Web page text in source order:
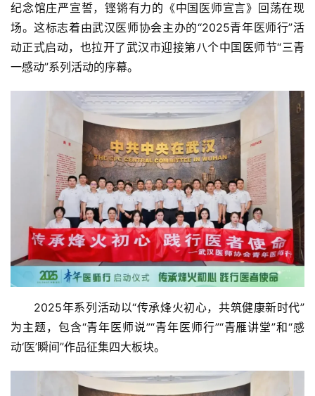
纪念馆庄严宣誓，铿锵有力的《中国医师宣言》回荡在现
场。这标志着由武汉医师协会主办的“2025青年医师行”活
动正式启动，也拉开了武汉市迎接第八个中国医师节“三青
一感动”系列活动的序幕。
2025年系列活动以“传承烽火初心，共筑健康新时代”
为主题，包含“青年医师说”“青年医师行”“青雁讲堂”和“感
动‘医’瞬间”作品征集四大板块。